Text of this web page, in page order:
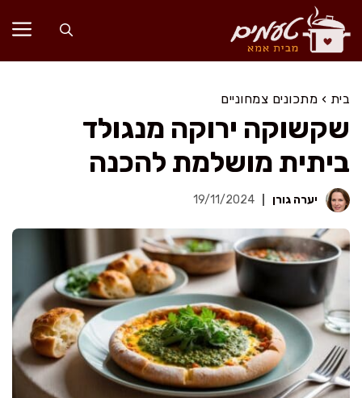
לדלג
לתוכן
בית › מתכונים צמחוניים
שקשוקה ירוקה מנגולד
ביתית מושלמת להכנה
יערה גורן 19/11/2024